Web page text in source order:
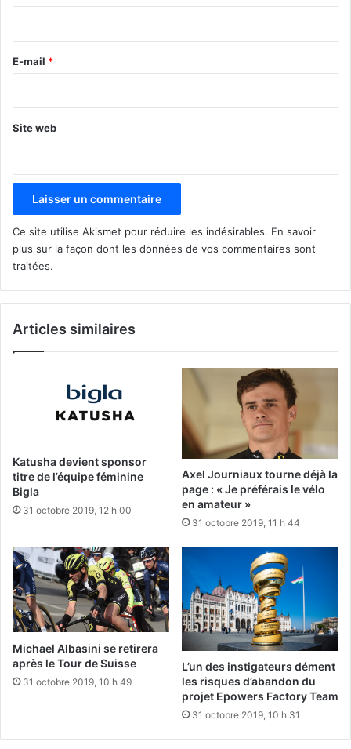
e
E-mail *
Site web
Ce site utilise Akismet pour réduire les indésirables. En savoir
plus sur la façon dont les données de vos commentaires sont
traitées.
Articles similaires
Katusha devient sponsor
titre de l’équipe féminine
Bigla
31 octobre 2019, 12 h 00
Axel Journiaux tourne déjà la
page : « Je préférais le vélo
en amateur »
31 octobre 2019, 11 h 44
Michael Albasini se retirera
après le Tour de Suisse
31 octobre 2019, 10 h 49
L’un des instigateurs dément
les risques d’abandon du
projet Epowers Factory Team
31 octobre 2019, 10 h 31